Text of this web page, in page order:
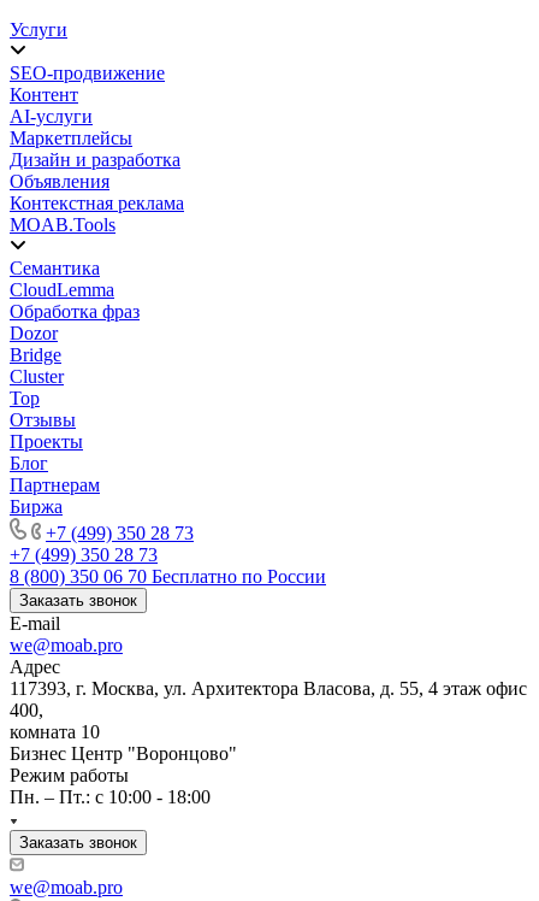
Услуги
SEO-продвижение
Контент
AI-услуги
Маркетплейсы
Дизайн и разработка
Объявления
Контекстная реклама
MOAB.Tools
Семантика
CloudLemma
Обработка фраз
Dozor
Bridge
Cluster
Top
Отзывы
Проекты
Блог
Партнерам
Биржа
+7 (499) 350 28 73
+7 (499) 350 28 73
8 (800) 350 06 70 Бесплатно по России
Заказать звонок
E-mail
we@moab.pro
Адрес
117393, г. Москва, ул. Архитектора Власова, д. 55, 4 этаж офис
400,
комната 10
Бизнес Центр "Воронцово"
Режим работы
Пн. – Пт.: с 10:00 - 18:00
Заказать звонок
we@moab.pro